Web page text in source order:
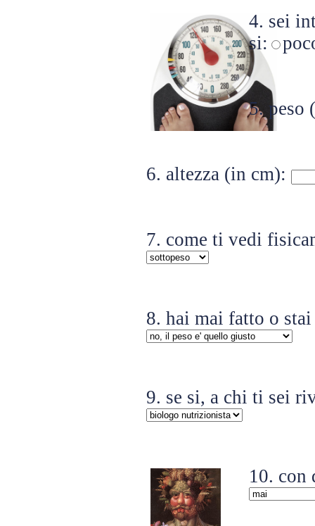
4. sei
si:
5.
6. altezza (in cm):
7. come ti vedi
8. hai mai fatto o
9. se si, a chi ti sei
10. con